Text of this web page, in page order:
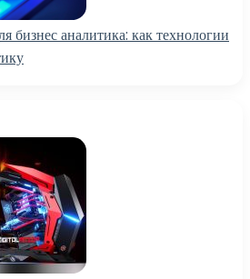
бизнес аналитика: как технологии